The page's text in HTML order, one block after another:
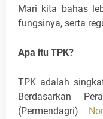
Mari kita bahas
fungsinya, serta
Apa itu TPK?
TPK adalah
Berdasarkan
(Permendagri)